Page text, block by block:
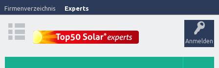
Firmenverzeichnis Experts
Anmelden